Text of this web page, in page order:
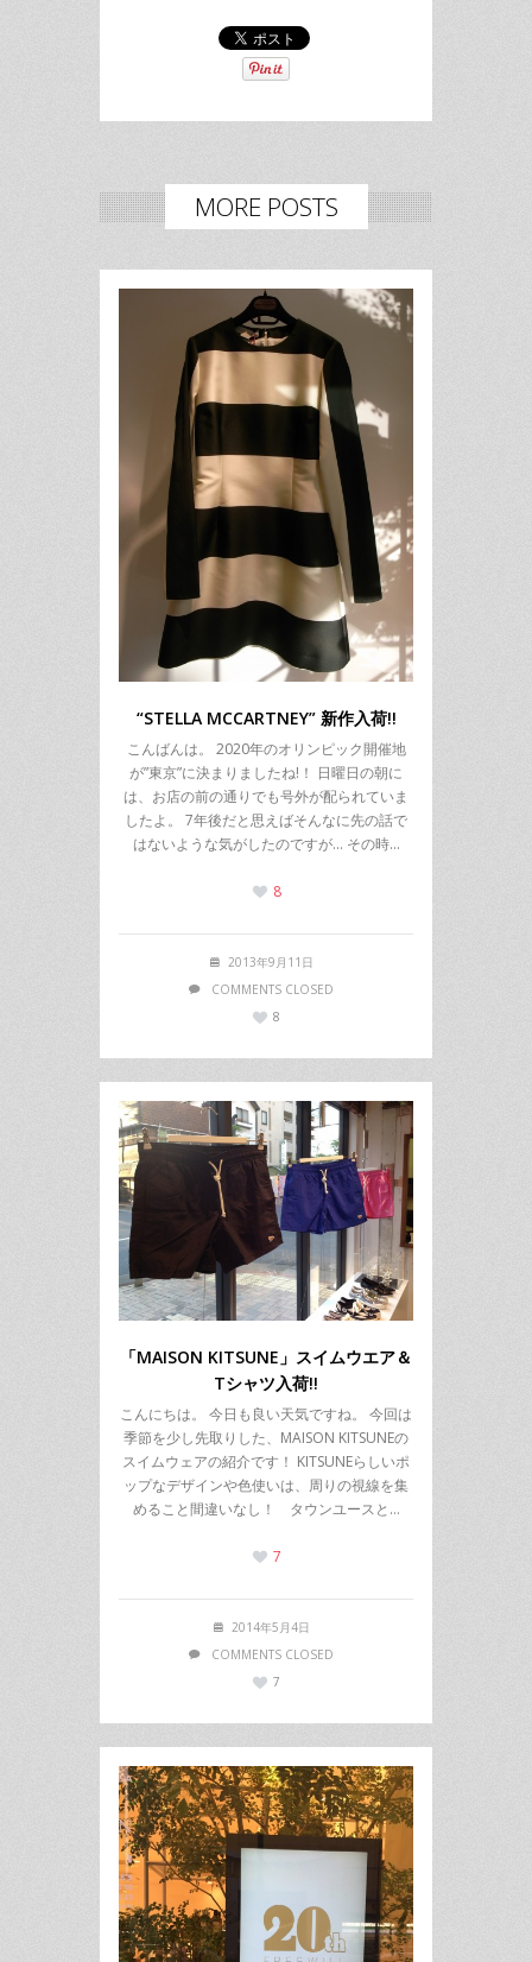
MORE POSTS
“STELLA MCCARTNEY” 新作入荷!!
こんばんは。 2020年のオリンピック開催地
が”東京”に決まりましたね!！ 日曜日の朝に
は、お店の前の通りでも号外が配られていま
したよ。 7年後だと思えばそんなに先の話で
はないような気がしたのですが… その時…
8
2013年9月11日
COMMENTS CLOSED
8
「MAISON KITSUNE」スイムウエア＆
Tシャツ入荷!!
こんにちは。 今日も良い天気ですね。 今回は
季節を少し先取りした、MAISON KITSUNEの
スイムウェアの紹介です！ KITSUNEらしいポ
ップなデザインや色使いは、周りの視線を集
めること間違いなし！ タウンユースと…
7
2014年5月4日
COMMENTS CLOSED
7